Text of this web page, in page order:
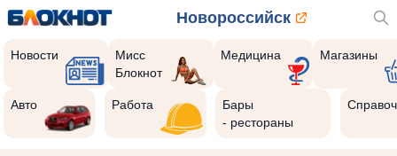
Новороссийск
Новости
Мисс
Блокнот
Медицина Магазины
Авто Работа
Бары
- рестораны